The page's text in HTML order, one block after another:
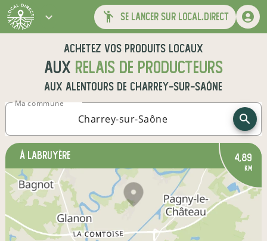
se lancer sur local.direct
Achetez vos produits locaux
aux relais de producteurs
aux alentours de Charrey-sur-Saône
Ma commune
à Labruyère 4,89
km